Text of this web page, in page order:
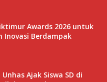
Awards 2026 untuk
Inovasi Berdampak
Ajak Siswa SD di